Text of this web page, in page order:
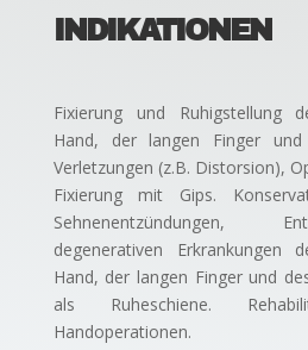
INDIKATIONEN
Fixierung und Ruhigstellung
Hand, der langen Finger
Verletzungen (z.B. Distorsion),
Fixierung mit Gips.
Sehnenentzündungen,
degenerativen Erkrankungen
Hand, der langen Finger und
als Ruheschiene.
Handoperationen.